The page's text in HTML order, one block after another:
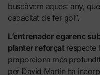
buscàvem aquest any,
capacitat de fer gol”.
L’entrenador egarenc
planter reforçatrespecte
proporciona més
per David Martín ha